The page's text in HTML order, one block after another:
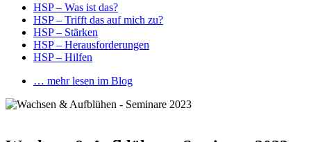
HSP – Was ist das?
HSP – Trifft das auf mich zu?
HSP – Stärken
HSP – Herausforderungen
HSP – Hilfen
… mehr lesen im Blog